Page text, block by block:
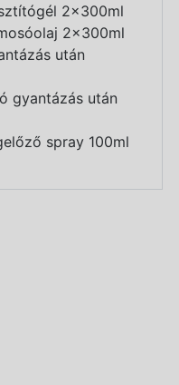
2x300ml
2x300ml
után
gyantázás után
spray 100ml